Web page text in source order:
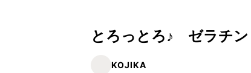
とろっとろ♪ ゼラチン
KOJIKA